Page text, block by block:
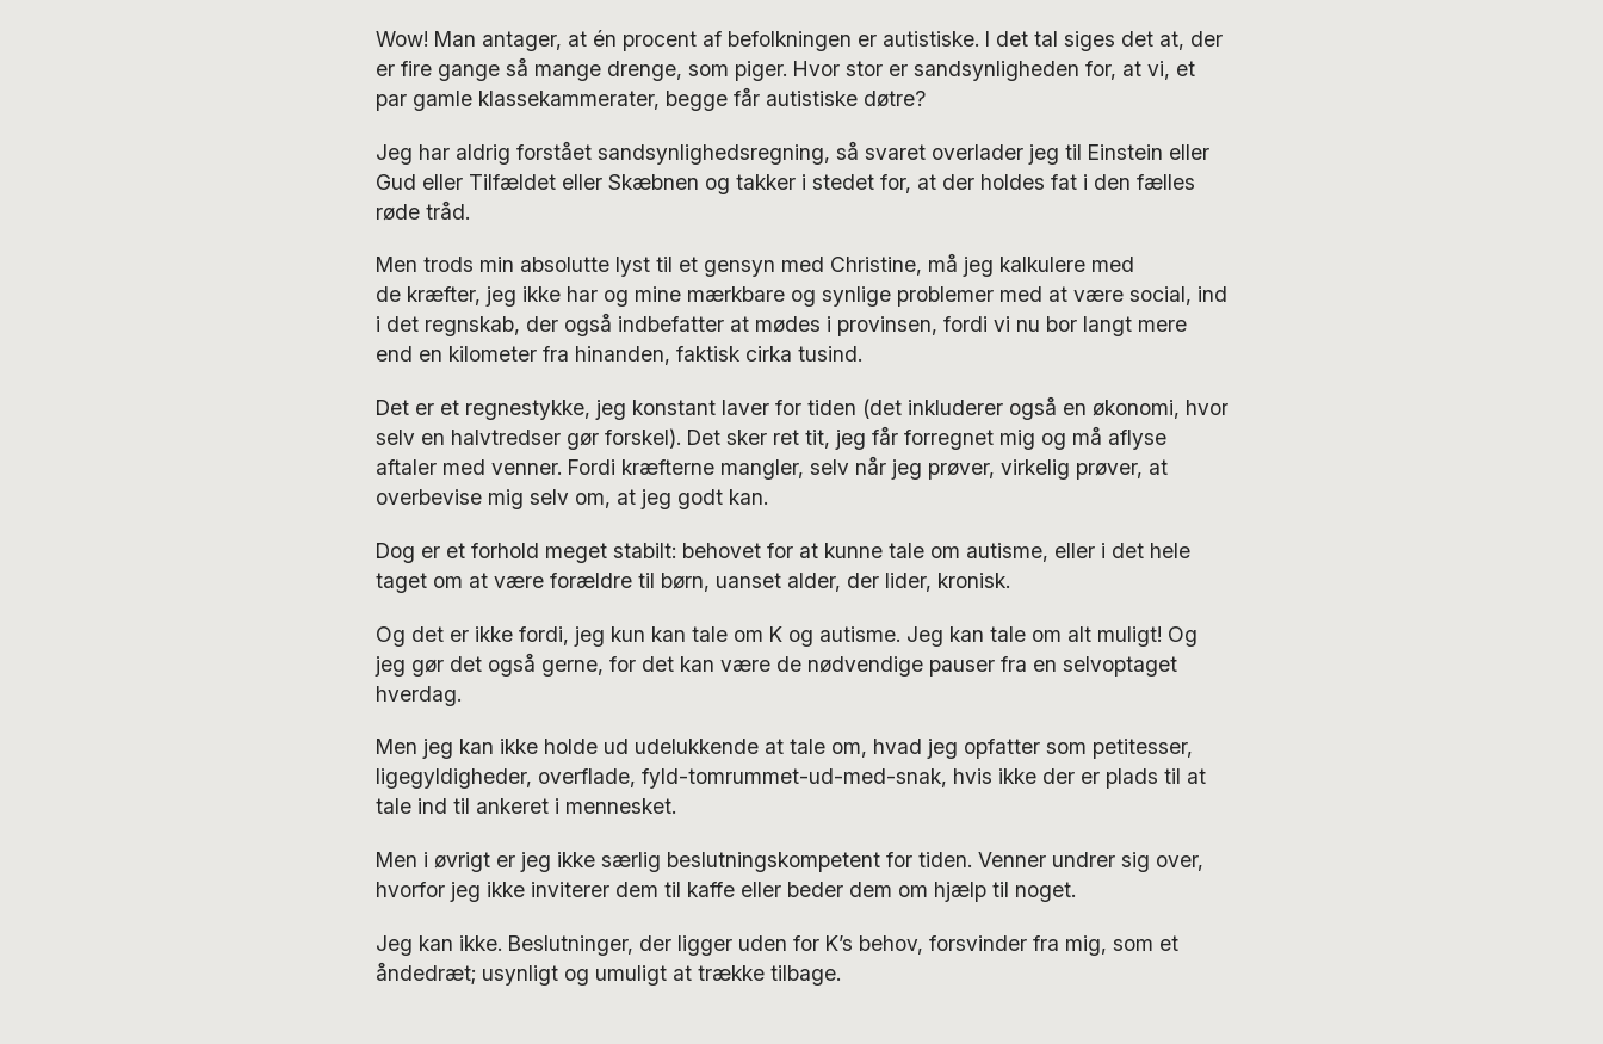
Wow! Man antager, at én procent af befolkningen er autistiske. I det tal siges det at, der
er fire gange så mange drenge, som piger. Hvor stor er sandsynligheden for, at vi, et
par gamle klassekammerater, begge får autistiske døtre?
Jeg har aldrig forstået sandsynlighedsregning, så svaret overlader jeg til Einstein eller
Gud eller Tilfældet eller Skæbnen og takker i stedet for, at der holdes fat i den fælles
røde tråd.
Men trods min absolutte lyst til et gensyn med Christine, må jeg kalkulere med
de kræfter, jeg ikke har og mine mærkbare og synlige problemer med at være social, ind
i det regnskab, der også indbefatter at mødes i provinsen, fordi vi nu bor langt mere
end en kilometer fra hinanden, faktisk cirka tusind.
Det er et regnestykke, jeg konstant laver for tiden (det inkluderer også en økonomi, hvor
selv en halvtredser gør forskel). Det sker ret tit, jeg får forregnet mig og må aflyse
aftaler med venner. Fordi kræfterne mangler, selv når jeg prøver, virkelig prøver, at
overbevise mig selv om, at jeg godt kan.
Dog er et forhold meget stabilt: behovet for at kunne tale om autisme, eller i det hele
taget om at være forældre til børn, uanset alder, der lider, kronisk.
Og det er ikke fordi, jeg kun kan tale om K og autisme. Jeg kan tale om alt muligt! Og
jeg gør det også gerne, for det kan være de nødvendige pauser fra en selvoptaget
hverdag.
Men jeg kan ikke holde ud udelukkende at tale om, hvad jeg opfatter som petitesser,
ligegyldigheder, overflade, fyld-tomrummet-ud-med-snak, hvis ikke der er plads til at
tale ind til ankeret i mennesket.
Men i øvrigt er jeg ikke særlig beslutningskompetent for tiden. Venner undrer sig over,
hvorfor jeg ikke inviterer dem til kaffe eller beder dem om hjælp til noget.
Jeg kan ikke. Beslutninger, der ligger uden for K’s behov, forsvinder fra mig, som et
åndedræt; usynligt og umuligt at trække tilbage.